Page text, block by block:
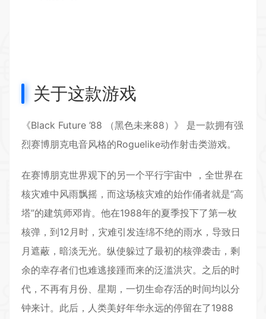
关于这款游戏
《Black Future ’88 （黑色未来88）》 是一款拥有强
烈赛博朋克电音风格的Roguelike动作射击类游戏。
在赛博朋克世界观下的另一个平行宇宙中 ，全世界在
核灾难中风雨飘摇，而这场核灾难的始作俑者就是“高
塔”的建筑师邓肯。他在1988年的夏季投下了第一枚
核弹，到12月时，灾难引发连绵不绝的雨水，导致日
月遮蔽，暗淡无光。纵使躲过了最初的核弹袭击，剩
余的幸存者们也难逃接踵而来的泛滥洪灾。之后的时
代，不再有月份、星期，一切生命存活的时间均以分
钟来计。此后，人类美好年华永远的停留在了1988